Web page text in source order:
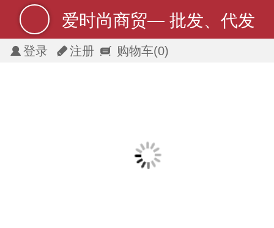
爱时尚商贸— 批发、代发
登录 注册 购物车(0)